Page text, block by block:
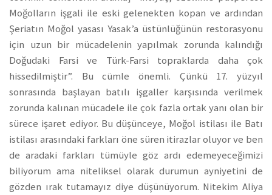
Moğolların işgali ile eski gelenekten kopan ve ardından
Şeriatın Moğol yasası Yasak’a üstünlüğünün restorasyonu
için uzun bir mücadelenin yapılmak zorunda kalındığı
Doğudaki Farsi ve Türk-Farsi topraklarda daha çok
hissedilmiştir”. Bu cümle önemli. Çünkü 17. yüzyıl
sonrasında başlayan batılı işgaller karşısında verilmek
zorunda kalınan mücadele ile çok fazla ortak yanı olan bir
sürece işaret ediyor. Bu düşünceye, Moğol istilası ile Batı
istilası arasındaki farkları öne süren itirazlar oluyor ve ben
de aradaki farkları tümüyle göz ardı edemeyeceğimizi
biliyorum ama niteliksel olarak durumun ayniyetini de
gözden ırak tutamayız diye düşünüyorum. Nitekim Aliya